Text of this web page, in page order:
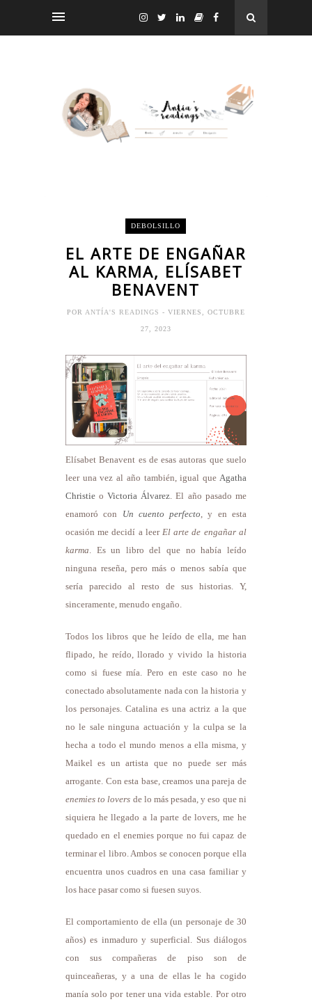
DEBOLSILLO
EL ARTE DE ENGAÑAR
AL KARMA, ELÍSABET
BENAVENT
POR ANTÍA'S READINGS - VIERNES, OCTUBRE
27, 2023
Elísabet Benavent es de esas autoras que suelo
leer una vez al año también, igual que Agatha
Christie oVictoria Álvarez . El año pasado me
enamoró con Un cuento perfecto , y en esta
ocasión me decidí a leer El arte de engañar al
karma . Es un libro del que no había leído
ninguna reseña, pero más o menos sabía que
sería parecido al resto de sus historias. Y,
sinceramente, menudo engaño.
Todos los libros que he leído de ella, me han
flipado, he reído, llorado y vivido la historia
como si fuese mía. Pero en este caso no he
conectado absolutamente nada con la historia y
los personajes. Catalina es una actriz a la que
no le sale ninguna actuación y la culpa se la
hecha a todo el mundo menos a ella misma, y
Maikel es un artista que no puede ser más
arrogante. Con esta base, creamos una pareja de
enemies to lovers de lo más pesada, y eso que ni
siquiera he llegado a la parte de lovers, me he
quedado en el enemies porque no fui capaz de
terminar el libro. Ambos se conocen porque ella
encuentra unos cuadros en una casa familiar y
los hace pasar como si fuesen suyos.
El comportamiento de ella (un personaje de 30
años) es inmaduro y superficial. Sus diálogos
con sus compañeras de piso son de
quinceañeras, y a una de ellas le ha cogido
manía solo por tener una vida estable. Por otro